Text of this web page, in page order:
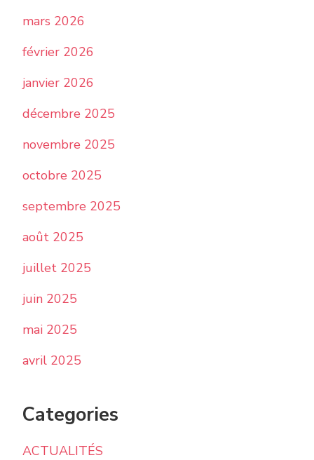
mars 2026
février 2026
janvier 2026
décembre 2025
novembre 2025
octobre 2025
septembre 2025
août 2025
juillet 2025
juin 2025
mai 2025
avril 2025
Categories
ACTUALITÉS